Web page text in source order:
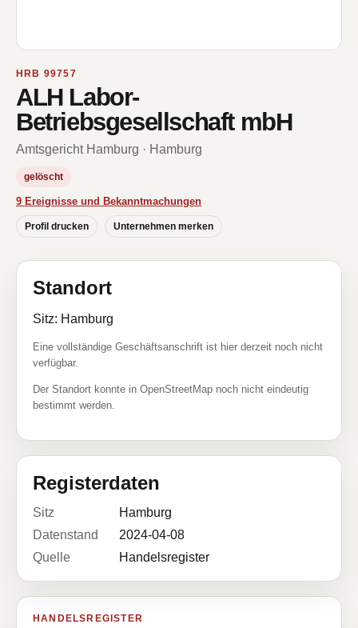
HRB 99757
ALH Labor-
Betriebsgesellschaft mbH
Amtsgericht Hamburg · Hamburg
gelöscht
9 Ereignisse und Bekanntmachungen
Profil drucken Unternehmen merken
Standort
Sitz: Hamburg
Eine vollständige Geschäftsanschrift ist hier derzeit noch nicht
verfügbar.
Der Standort konnte in OpenStreetMap noch nicht eindeutig
bestimmt werden.
Registerdaten
Sitz
Hamburg
Datenstand
2024-04-08
Quelle
Handelsregister
HANDELSREGISTER